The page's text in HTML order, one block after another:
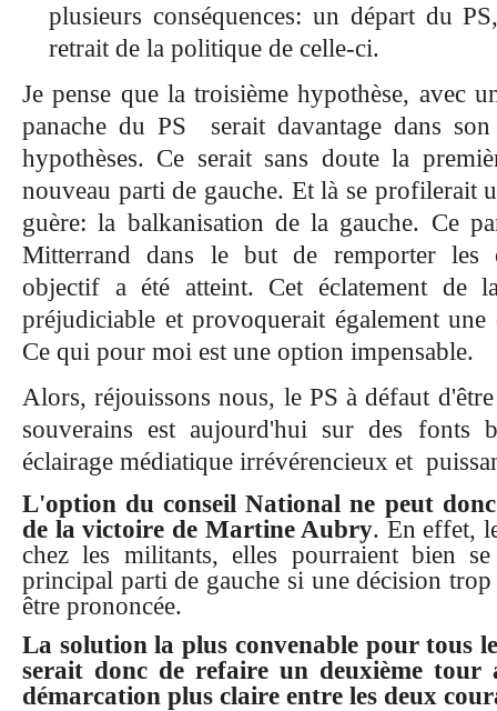
plusieurs conséquences: un départ du
retrait de la politique de celle-ci.
Je pense que la troisième hypothèse, avec
panache du PS serait davantage dans
hypothèses. Ce serait sans doute la
nouveau parti de gauche. Et là se profilerait
guère: la balkanisation de la gauche. Ce
Mitterrand dans le but de remporter les
objectif a été atteint. Cet éclatement de
préjudiciable et provoquerait également
Ce qui pour moi est une option impensable.
Alors, réjouissons nous, le PS à défaut
souverains est aujourd'hui sur des fonts
éclairage médiatique irrévérencieux et
L'option du conseil National ne peut
de la victoire de Martine Aubry. En effet,
chez les militants, elles pourraient bien
principal parti de gauche si une décision
être prononcée.
La solution la plus convenable pour tous
serait donc de refaire un deuxième
démarcation plus claire entre les deux